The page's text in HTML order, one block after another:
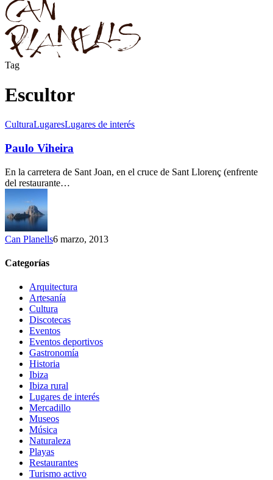
Tag
Escultor
Paulo
CulturaLugaresLugares de interés
Paulo Viheira
En la carretera de Sant Joan, en el cruce de Sant Llorenç (enfrente
del restaurante…
Can Planells6 marzo, 2013
Categorías
Arquitectura
Artesanía
Cultura
Discotecas
Eventos
Eventos deportivos
Gastronomía
Historia
Ibiza
Ibiza rural
Lugares de interés
Mercadillo
Museos
Música
Naturaleza
Playas
Restaurantes
Turismo activo